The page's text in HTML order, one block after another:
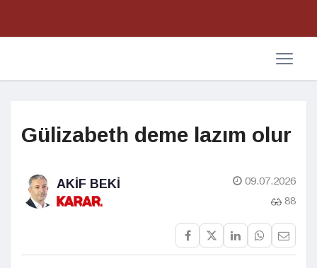
Gülizabeth deme lazım olur
AKIF BEKI
09.07.2026
88